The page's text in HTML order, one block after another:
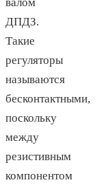
ДПДЗ.
Такие
регуляторы
называются
бесконтактными,
поскольку
между
резистивным
компонентом